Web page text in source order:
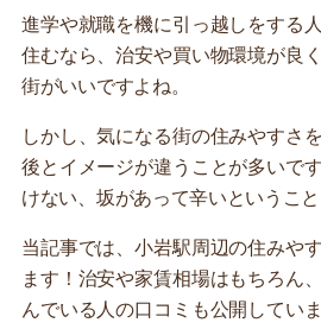
進学や就職を機に引っ越しをする
住むなら、治安や買い物環境が良
街がいいですよね。
しかし、気になる街の住みやすさ
後とイメージが違うことが多いで
けない、坂があって辛いというこ
当記事では、小岩駅周辺の住みや
ます！治安や家賃相場はもちろん
んでいる人の口コミも公開してい